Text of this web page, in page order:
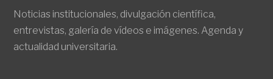
Noticias institucionales, divulgación científica,
entrevistas, galería de vídeos e imágenes. Agenda y
actualidad universitaria.